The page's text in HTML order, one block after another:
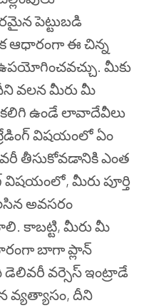
పెట్టుబడి
ఆధారంగా ఈ చిన్న
మీకు
వలన మీరు మీ
కలిగి ఉండే లావాదేవీలు
విషయంలో ఏం
తీసుకోవడానికి ఎంత
విషయంలో, మీరు పూర్తి
అవసరం
కాబట్టి, మీరు మీ
బాగా ప్లాన్
డెలివరీ వర్సెస్ ఇంట్రాడే
వ్యత్యాసం, దీని